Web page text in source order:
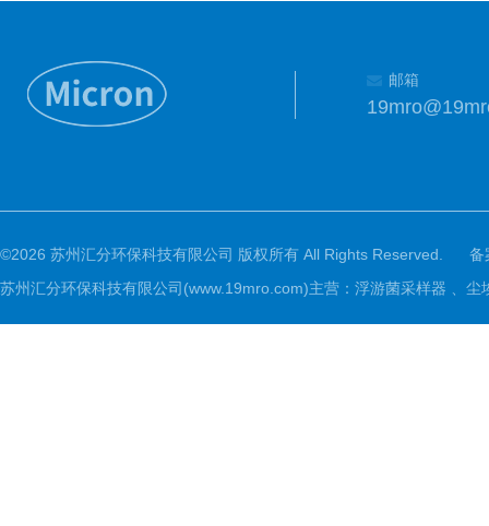
邮箱
©2026 苏州汇分环保科技有限公司 版权所有 All Rights Reserved.
备
苏州汇分环保科技有限公司(www.19mro.com)主营：浮游菌采样器 、